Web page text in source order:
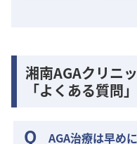
湘南AGAクリニ
「よくある質問」
AGA治療は早め